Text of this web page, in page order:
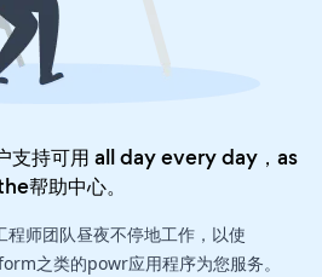
持可用 all day every day，as
帮助中心。
程师团队昼夜不停地工作，以使
之类的powr应用程序为您服务。